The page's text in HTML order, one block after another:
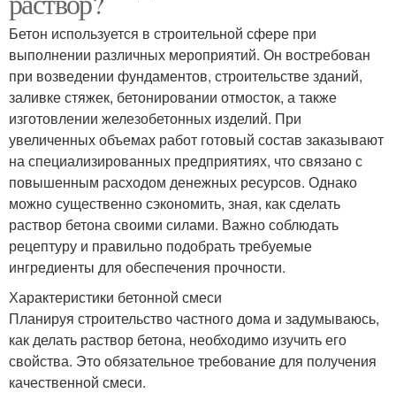
Бетон используется в строительной сфере при
выполнении различных мероприятий. Он востребован
при возведении фундаментов, строительстве зданий,
заливке стяжек, бетонировании отмосток, а также
изготовлении железобетонных изделий. При
увеличенных объемах работ готовый состав заказывают
на специализированных предприятиях, что связано с
повышенным расходом денежных ресурсов. Однако
можно существенно сэкономить, зная, как сделать
раствор бетона своими силами. Важно соблюдать
рецептуру и правильно подобрать требуемые
ингредиенты для обеспечения прочности.
Характеристики бетонной смеси
Планируя строительство частного дома и задумываюсь,
как делать раствор бетона, необходимо изучить его
свойства. Это обязательное требование для получения
качественной смеси.